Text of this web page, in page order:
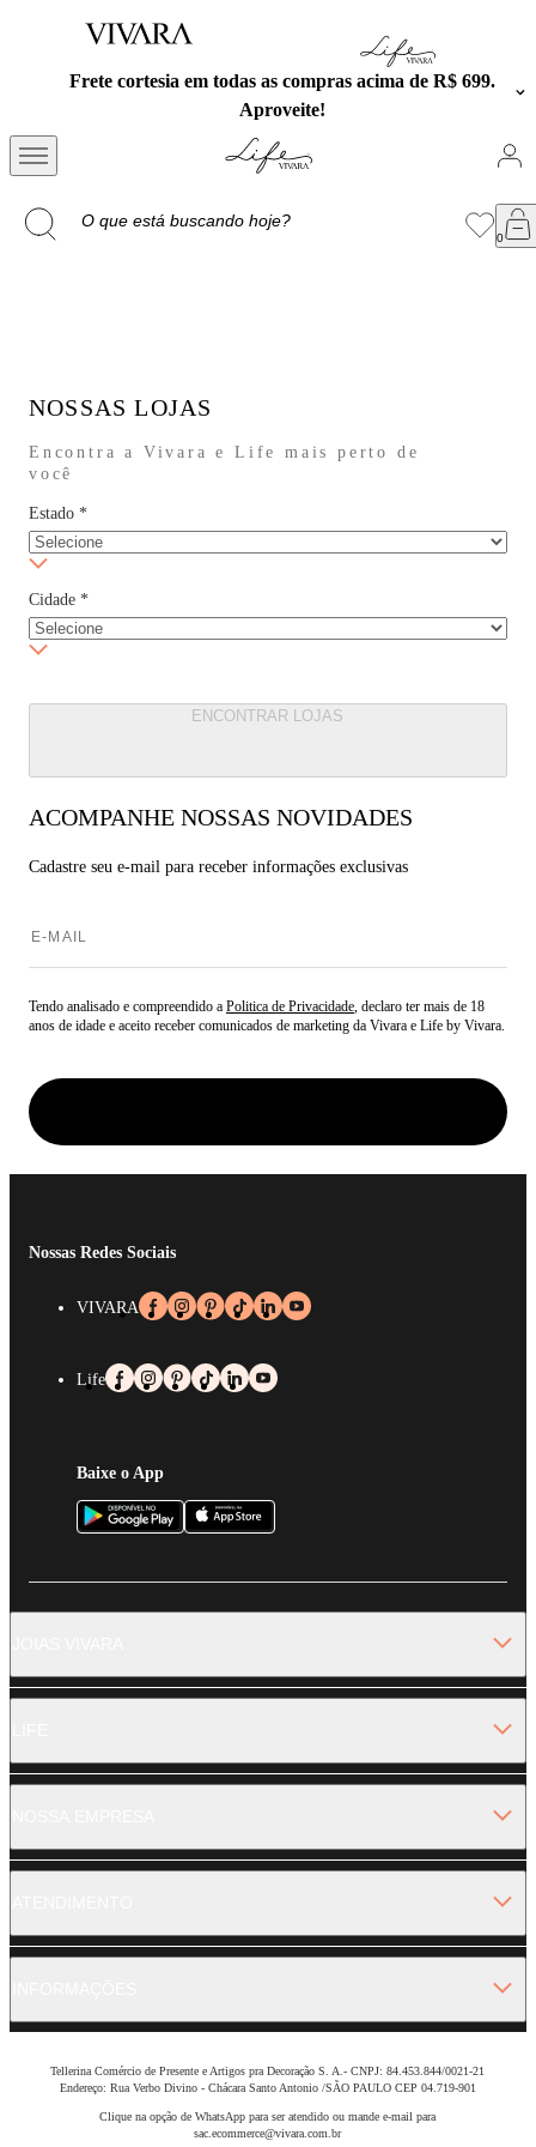
Frete cortesia em todas as compras acima de R$ 699.
Aproveite!
NOSSAS LOJAS
Encontra a Vivara e Life mais perto de
você
Estado *
Cidade *
ENCONTRAR LOJAS
ACOMPANHE NOSSAS NOVIDADES
Cadastre seu e-mail para receber informações exclusivas
Tendo analisado e compreendido a Politica de Privacidade, declaro ter mais de 18
anos de idade e aceito receber comunicados de marketing da Vivara e Life by Vivara.
Nossas Redes Sociais
VIVARA
Life
Baixe o App
Tellerina Comércio de Presente e Artigos pra Decoração S. A.- CNPJ: 84.453.844/0021-21
Endereço: Rua Verbo Divino - Chácara Santo Antonio /SÃO PAULO CEP 04.719-901
Clique na opção de WhatsApp para ser atendido ou mande e-mail para
sac.ecommerce@vivara.com.br